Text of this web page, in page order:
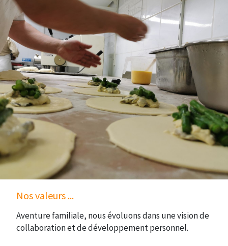
Nos valeurs ...
Aventure familiale, nous évoluons dans une vision de
collaboration et de développement personnel.